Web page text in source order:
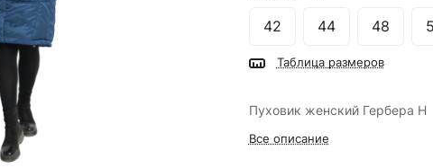
42 44 48
Таблица размеров
Пуховик женский Гербера Н
Все описание